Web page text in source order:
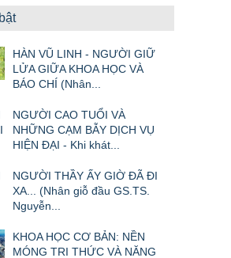
HÀN VŨ LINH - NGƯỜI GIỮ
LỬA GIỮA KHOA HỌC VÀ
BÁO CHÍ (Nhân...
NGƯỜI CAO TUỔI VÀ
NHỮNG CẠM BẪY DỊCH VỤ
HIỆN ĐẠI - Khi khát...
NGƯỜI THẦY ẤY GIỜ ĐÃ ĐI
XA... (Nhân giỗ đầu GS.TS.
Nguyễn...
KHOA HỌC CƠ BẢN: NỀN
MÓNG TRI THỨC VÀ NĂNG